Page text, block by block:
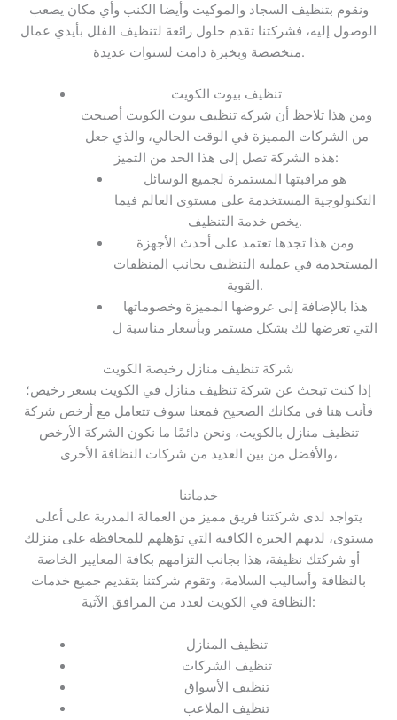
ونقوم بتنظيف السجاد والموكيت وأيضا الكنب وأي مكان يصعب
الوصول إليه، فشركتنا تقدم حلول رائعة لتنظيف الفلل بأيدي عمال
متخصصة وبخبرة دامت لسنوات عديدة.
تنظيف بيوت الكويت
ومن هذا تلاحظ أن شركة تنظيف بيوت الكويت أصبحت
من الشركات المميزة في الوقت الحالي، والذي جعل
هذه الشركة تصل إلى هذا الحد من التميز:
هو مراقبتها المستمرة لجميع الوسائل
التكنولوجية المستخدمة على مستوى العالم فيما
يخص خدمة التنظيف.
ومن هذا تجدها تعتمد على أحدث الأجهزة
المستخدمة في عملية التنظيف بجانب المنظفات
القوية.
هذا بالإضافة إلى عروضها المميزة وخصوماتها
التي تعرضها لك بشكل مستمر وبأسعار مناسبة ل
شركة تنظيف منازل رخيصة الكويت
إذا كنت تبحث عن شركة تنظيف منازل في الكويت بسعر رخيص؛
فأنت هنا في مكانك الصحيح فمعنا سوف تتعامل مع أرخص شركة
تنظيف منازل بالكويت، ونحن دائمًا ما نكون الشركة الأرخص
والأفضل من بين العديد من شركات النظافة الأخرى،
خدماتنا
يتواجد لدى شركتنا فريق مميز من العمالة المدربة على أعلى
مستوى، لديهم الخبرة الكافية التي تؤهلهم للمحافظة على منزلك
أو شركتك نظيفة، هذا بجانب التزامهم بكافة المعايير الخاصة
بالنظافة وأساليب السلامة، وتقوم شركتنا بتقديم جميع خدمات
النظافة في الكويت لعدد من المرافق الآتية:
تنظيف المنازل
تنظيف الشركات
تنظيف الأسواق
تنظيف الملاعب